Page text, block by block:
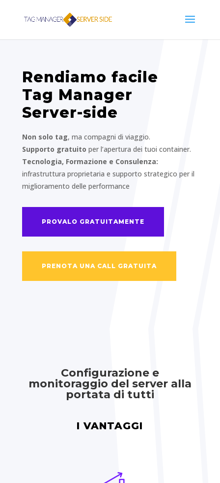
Rendiamo facile
Tag Manager
Server-side
Non solo tag, ma compagni di viaggio.
Supporto gratuito per l’apertura dei tuoi container.
Tecnologia, Formazione e Consulenza:
infrastruttura proprietaria e supporto strategico per il
miglioramento delle performance
PROVALO GRATUITAMENTE
PRENOTA UNA CALL GRATUITA
Configurazione e
monitoraggio del server alla
portata di tutti
I VANTAGGI